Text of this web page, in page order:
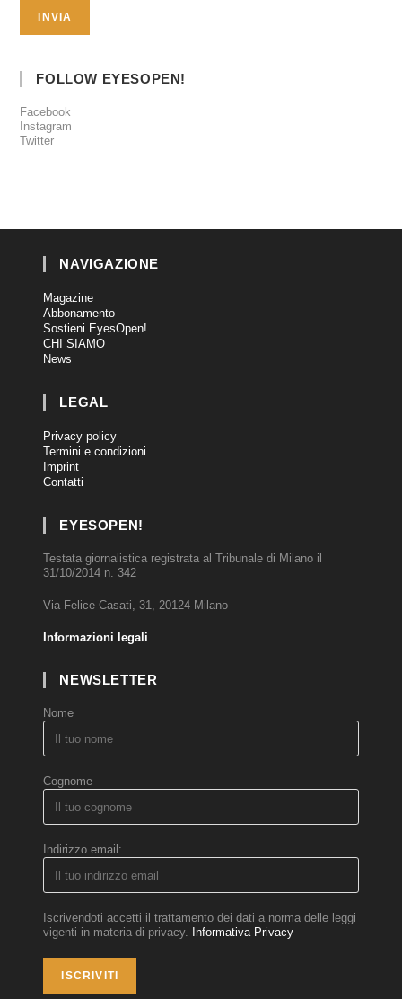
FOLLOW EYESOPEN!
Facebook
Instagram
Twitter
NAVIGAZIONE
Magazine
Abbonamento
Sostieni EyesOpen!
CHI SIAMO
News
LEGAL
Privacy policy
Termini e condizioni
Imprint
Contatti
EYESOPEN!
Testata giornalistica registrata al Tribunale di Milano il
31/10/2014 n. 342
Via Felice Casati, 31, 20124 Milano
Informazioni legali
NEWSLETTER
Nome
Cognome
Indirizzo email:
Iscrivendoti accetti il trattamento dei dati a norma delle leggi
vigenti in materia di privacy. Informativa Privacy